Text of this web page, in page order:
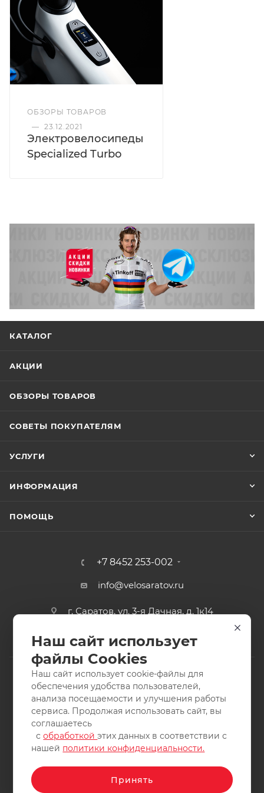
ОБЗОРЫ ТОВАРОВ
— 23.12.2021
Электровелосипеды
Specialized Turbo
КАТАЛОГ
АКЦИИ
ОБЗОРЫ ТОВАРОВ
СОВЕТЫ ПОКУПАТЕЛЯМ
УСЛУГИ
ИНФОРМАЦИЯ
ПОМОЩЬ
+7 8452 253-002
info@velosaratov.ru
г. Саратов, ул. 3-я Дачная, д. 1к14
2011-2026 © интернет-магазин спортивных товаров
ВелоСаратов. Не является публичной офертой. Все права
защищены. Заимствование материалов и фотографий
запрещено.
Наш сайт использует
файлы Cookies
Наш сайт использует cookie-файлы для
обеспечения удобства пользователей,
анализа посещаемости и улучшения работы
сервиса. Продолжая использовать сайт, вы
соглашаетесь
собработкойэтих данных в соответствии с
нашей политики конфиденциальности.
Принять